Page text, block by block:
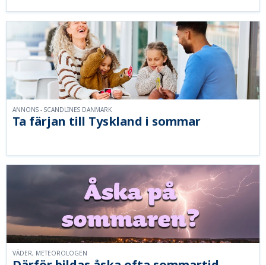
Ta färjan till Tyskland i sommar
ANNONS - SCANDLINES DANMARK
VÄDER, METEOROLOGEN